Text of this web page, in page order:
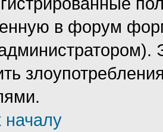
в форум
началу